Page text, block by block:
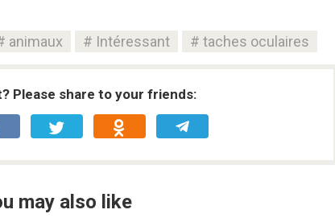
animaux Intéressant taches oculaires
Please share to your friends:
may also like